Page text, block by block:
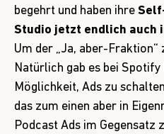
begehrt und haben ihre
Studio jetzt endlich auch
Um der „Ja, aber-
Natürlich gab es bei
Möglichkeit, Ads zu
das zum einen aber in
Podcast Ads im Gegensatz